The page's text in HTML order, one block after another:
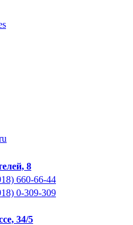
8
660-66-44
0-309-309
34/5